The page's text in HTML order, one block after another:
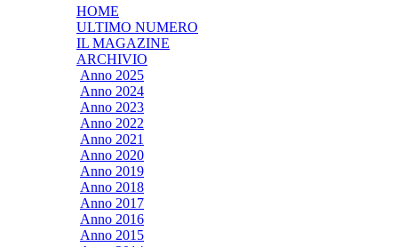
HOME
ULTIMO NUMERO
IL MAGAZINE
ARCHIVIO
Anno 2025
Anno 2024
Anno 2023
Anno 2022
Anno 2021
Anno 2020
Anno 2019
Anno 2018
Anno 2017
Anno 2016
Anno 2015